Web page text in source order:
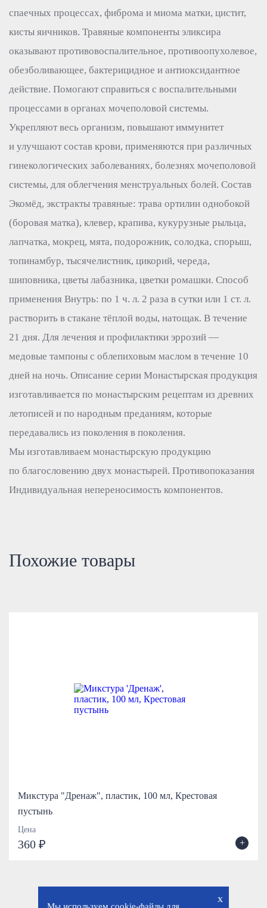
спаечных процессах, фиброма и миома матки, цистит,
кисты яичников. Травяные компоненты эликсира
оказывают противовоспалительное, противоопухолевое,
обезболивающее, бактерицидное и антиоксидантное
действие. Помогают справиться с воспалительными
процессами в органах мочеполовой системы.
Укрепляют весь организм, повышают иммунитет
и улучшают состав крови, применяются при различных
гинекологических заболеваниях, болезнях мочеполовой
системы, для облегчения менструальных болей. Состав
Экомёд, экстракты травяные: трава ортилии однобокой
(боровая матка), клевер, крапива, кукурузные рыльца,
лапчатка, мокрец, мята, подорожник, солодка, спорыш,
топинамбур, тысячелистник, цикорий, череда,
шиповника, цветы лабазника, цветки ромашки. Способ
применения Внутрь: по 1 ч. л. 2 раза в сутки или 1 ст. л.
растворить в стакане тёплой воды, натощак. В течение
21 дня. Для лечения и профилактики эррозий —
медовые тампоны с облепиховым маслом в течение 10
дней на ночь. Описание серии Монастырская продукция
изготавливается по монастырским рецептам из древних
летописей и по народным преданиям, которые
передавались из поколения в поколения.
Мы изготавливаем монастырскую продукцию
по благословению двух монастырей. Противопоказания
Индивидуальная непереносимость компонентов.
Похожие товары
Микстура "Дренаж", пластик, 100 мл, Крестовая
пустынь
Цена
360 ₽ +
x